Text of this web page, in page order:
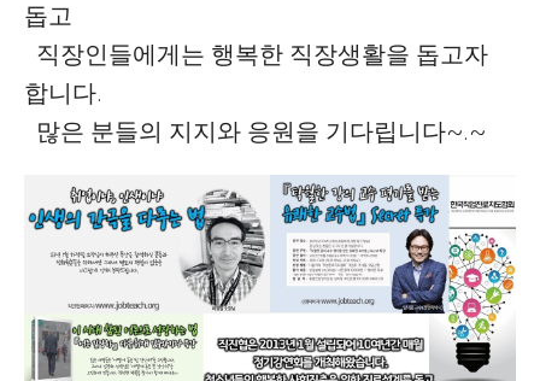
돕고
직장인들에게는 행복한 직장생활을 돕고자
합니다.
많은 분들의 지지와 응원을 기다립니다~.~